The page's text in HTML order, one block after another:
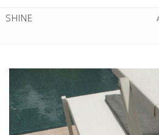
SHINE